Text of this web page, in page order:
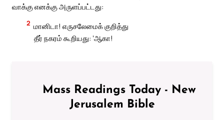
வாக்கு எனக்கு அருளப்பட்டது:
2 மானிடா! எருசலேமைக் குறித்து
தீர் நகரம் கூறியது: ‘ஆகா!
Mass Readings Today - New
Jerusalem Bible